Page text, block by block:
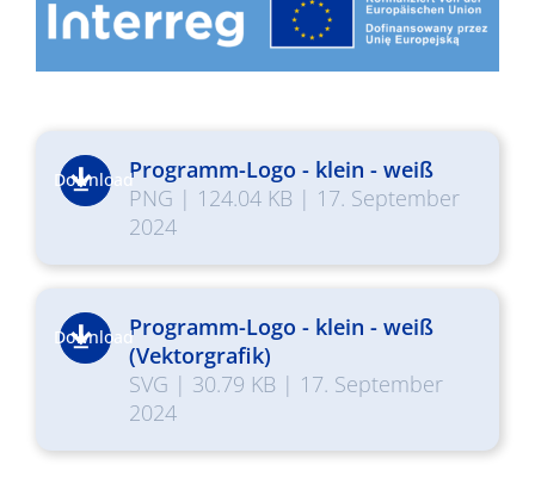
DownloadProgramm-Logo - klein - weiß
PNG | 124.04 KB | 17. September
2024
DownloadProgramm-Logo - klein - weiß
(Vektorgrafik)
SVG | 30.79 KB | 17. September
2024